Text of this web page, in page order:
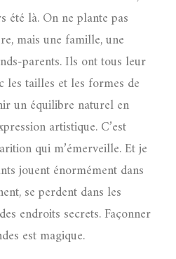
été là. On ne plante pas
mais une famille, une
parents. Ils ont tous leur
les tailles et les formes de
un équilibre naturel en
artistique. C’est
qui m’émerveille. Et je
jouent énormément dans
se perdent dans les
endroits secrets. Façonner
est magique.